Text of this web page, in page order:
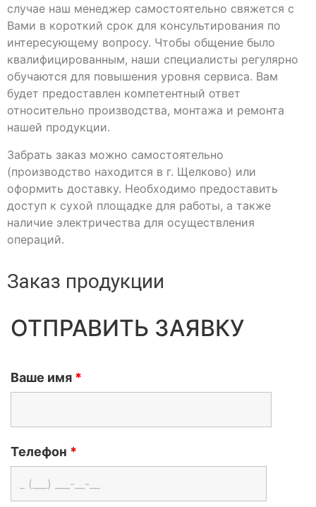
случае наш менеджер самостоятельно свяжется с
Вами в короткий срок для консультирования по
интересующему вопросу. Чтобы общение было
квалифицированным, наши специалисты регулярно
обучаются для повышения уровня сервиса. Вам
будет предоставлен компетентный ответ
относительно производства, монтажа и ремонта
нашей продукции.
Забрать заказ можно самостоятельно
(производство находится в г. Щелково) или
оформить доставку. Необходимо предоставить
доступ к сухой площадке для работы, а также
наличие электричества для осуществления
операций.
Заказ продукции
ОТПРАВИТЬ ЗАЯВКУ
Ваше имя *
Телефон *